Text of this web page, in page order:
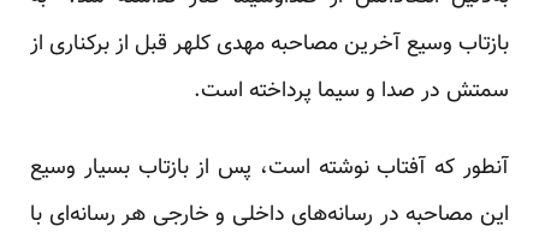
بازتاب وسیع آخرین مصاحبه مهدی کلهر قبل از برکناری از
سمتش در صدا و سیما پرداخته است.
آنطور که آفتاب نوشته است، پس از بازتاب بسیار وسیع
این مصاحبه در رسانه‌های داخلی و خارجی هر رسانه‌ای با